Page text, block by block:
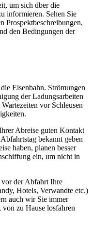
um sich über die
informieren. Sehen Sie
Prospektbeschreibungen,
den Bedingungen der
Eisenbahn. Strömungen
der Ladungsarbeiten
vor Schleusen
Abreise guten Kontakt
bekannt geben
haben, planen besser
ein, um nicht in
vor der Abfahrt Ihre
Hotels, Verwandte etc.)
auch wir Sie immer
zu Hause losfahren